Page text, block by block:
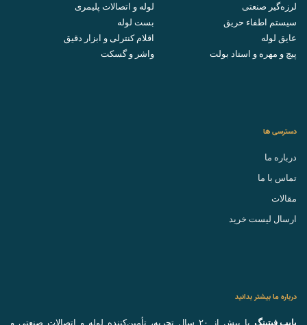
دسترسی ها
درباره ما
تماس با ما
مقالات
ارسال لیست خرید
لرزه‌گیر صنعتی
لوله و اتصالات پلیمری
سیستم اطفاء حریق
بست لوله
عایق لوله
اقلام کنترلی و ابزار دقیق
پیچ و مهره و استاد بولت
واشر و گسکت
درباره ما بیشتر بدانید
پایپ فیتینگ
با بیش از ۲۰ سال تجربه، تأمین‌کننده لوله و اتصالات صنعتی و